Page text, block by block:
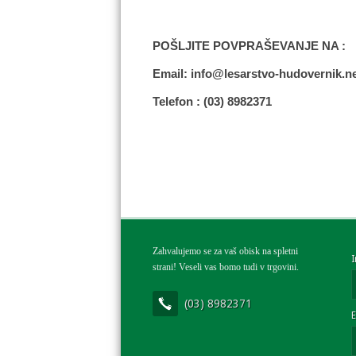
POŠLJITE POVPRAŠEVANJE NA :
Email: info@lesarstvo-
Telefon : (03) 8982371
Zahvalujemo se za vaš obisk na spletni
strani! Veseli vas bomo tudi v trgovini.
(03) 8982371